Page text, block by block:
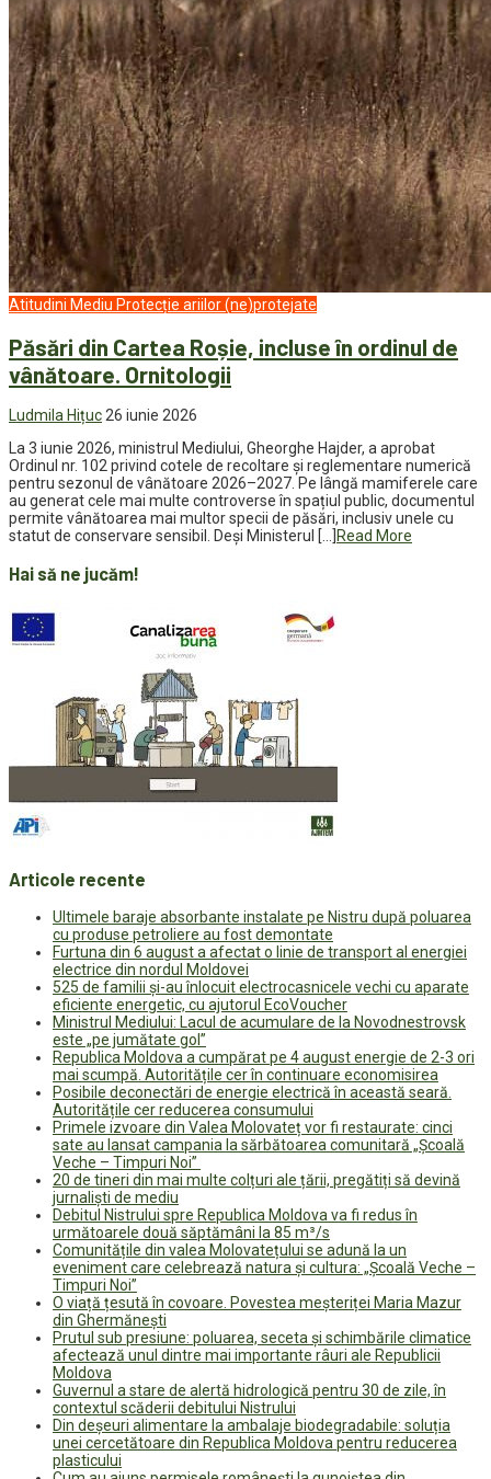
Atitudini Mediu Protecție ariilor (ne)protejate
Păsări din Cartea Roșie, incluse în ordinul de
vânătoare. Ornitologii
Ludmila Hițuc26 iunie 2026
La 3 iunie 2026, ministrul Mediului, Gheorghe Hajder, a aprobat
Ordinul nr. 102 privind cotele de recoltare și reglementare numerică
pentru sezonul de vânătoare 2026–2027. Pe lângă mamiferele care
au generat cele mai multe controverse în spațiul public, documentul
permite vânătoarea mai multor specii de păsări, inclusiv unele cu
statut de conservare sensibil. Deși Ministerul […] Read More
Hai să ne jucăm!
Articole recente
Ultimele baraje absorbante instalate pe Nistru după poluarea
cu produse petroliere au fost demontate
Furtuna din 6 august a afectat o linie de transport al energiei
electrice din nordul Moldovei
525 de familii și-au înlocuit electrocasnicele vechi cu aparate
eficiente energetic, cu ajutorul EcoVoucher
Ministrul Mediului: Lacul de acumulare de la Novodnestrovsk
este „pe jumătate gol”
Republica Moldova a cumpărat pe 4 august energie de 2-3 ori
mai scumpă. Autoritățile cer în continuare economisirea
Posibile deconectări de energie electrică în această seară.
Autoritățile cer reducerea consumului
Primele izvoare din Valea Molovateț vor fi restaurate: cinci
sate au lansat campania la sărbătoarea comunitară „Școală
Veche – Timpuri Noi”
20 de tineri din mai multe colțuri ale țării, pregătiți să devină
jurnaliști de mediu
Debitul Nistrului spre Republica Moldova va fi redus în
următoarele două săptămâni la 85 m³/s
Comunitățile din valea Molovatețului se adună la un
eveniment care celebrează natura și cultura: „Școală Veche –
Timpuri Noi”
O viață țesută în covoare. Povestea meșteriței Maria Mazur
din Ghermănești
Prutul sub presiune: poluarea, seceta și schimbările climatice
afectează unul dintre mai importante râuri ale Republicii
Moldova
Guvernul a stare de alertă hidrologică pentru 30 de zile, în
contextul scăderii debitului Nistrului
Din deșeuri alimentare la ambalaje biodegradabile: soluția
unei cercetătoare din Republica Moldova pentru reducerea
plasticului